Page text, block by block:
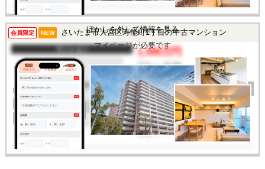
会員限定 NEW さいたま市大宮区寿能町1丁目の中古マンション
マンション 1,590万円
間取り 3LDK
完成年 1980年
建物面積 71.66㎡
土地面積 -
所在地 埼玉県さいたま市大宮区
寿能町1丁目
交通 /
この物件を見るには
マイページが必要です
ぼかしを外して情報を見る